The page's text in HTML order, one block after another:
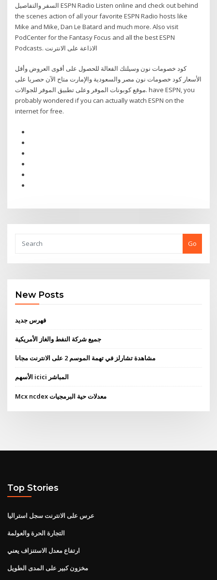
السفر والتفاصيل ESPN Radio Listen online and check out behind
the scenes action of all your favorite ESPN Radio hosts like
Mike and Mike, Dan Le Batard and much more. Also visit
PodCenter for the Fantasy Focus and all the best ESPN
Podcasts. الاذاعة على الانترنت
كود خصومات نون وسيلتك الفعالة للحصول على أقوى العروض وأقل
الأسعار كود خصومات نون مصر والسعودية والإمارت متاح الآن حصريا على
موقع كوبونات الموفر وعلى تطبيق الموفر للجوالات. have ESPN, you
probably wondered if you can actually watch ESPN on the
internet for free.
Go
New Posts
فهرس جديد
جميع شركة النفط والغاز الأمريكية
مشاهدة تشارلز في تهمة الموسم 2 على الانترنت مجانا
الأسهم icici المباشر
Mcx ncdex معدلات حية البرمجيات
Top Stories
عرس على الانترنت سجل استراليا
التجارة الحرة والعولمة
ارتفاع معدل الاستنزاف يعني
مخزون كبير على المدى الطويل